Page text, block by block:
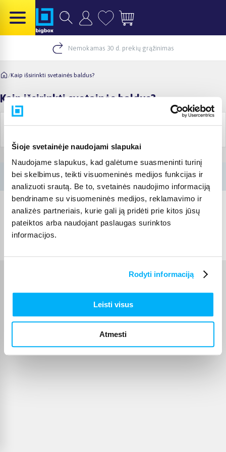
Šioje svetainėje naudojami slapukai
Naudojame slapukus, kad galėtume suasmeninti turinį
bei skelbimus, teikti visuomeninės medijos funkcijas ir
analizuoti srautą. Be to, svetainės naudojimo informaciją
bendriname su visuomeninės medijos, reklamavimo ir
analizės partneriais, kurie gali ją pridėti prie kitos jūsų
pateiktos arba naudojant paslaugas surinktos
informacijos.
Rodyti informaciją
Leisti visus
Atmesti
Nemokamas 30 d. prekių grąžinimas
/Kaip išsirinkti svetainės baldus?
Kaip išsirinkti svetainės baldus?
Informacija
Pirkimo
Akcijos ir